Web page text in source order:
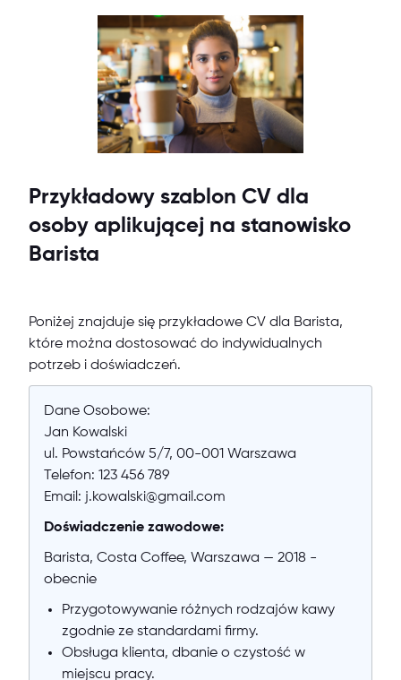
Przykładowy szablon CV dla
osoby aplikującej na stanowisko
Barista
Poniżej znajduje się przykładowe CV dla Barista,
które można dostosować do indywidualnych
potrzeb i doświadczeń.
Dane Osobowe:
Jan Kowalski
ul. Powstańców 5/7, 00-001 Warszawa
Telefon: 123 456 789
Email: j.kowalski@gmail.com
Doświadczenie zawodowe:
Barista, Costa Coffee, Warszawa — 2018 -
obecnie
Przygotowywanie różnych rodzajów kawy
zgodnie ze standardami firmy.
Obsługa klienta, dbanie o czystość w
miejscu pracy.